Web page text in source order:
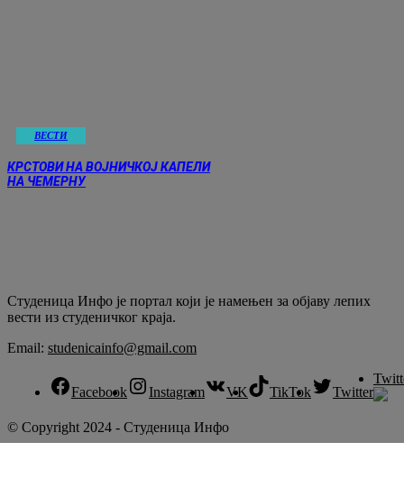
ВЕСТИ
КРСТОВИ НА ВОЈНИЧКОЈ КАПЕЛИ
НА ЧЕМЕРНУ
Студеница Инфо је портал који је намењен за објaву лепих
вести из студеничког краја.
Email: studenicainfo@gmail.com
Facebook Instagram VK TikTok Twitter
© Copyright 2024 - Студеница Инфо